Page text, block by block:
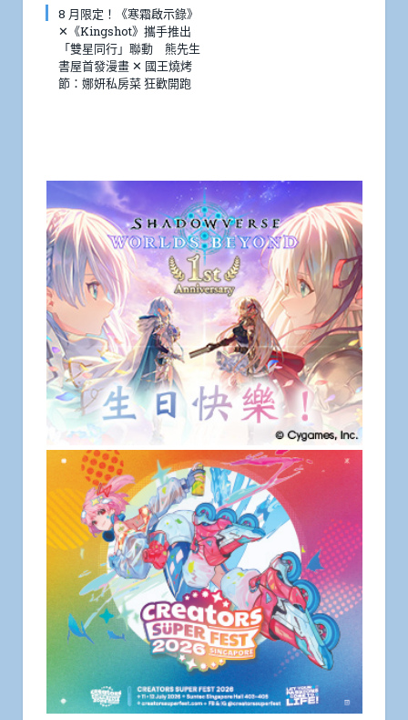
8 月限定！《寒霜啟示錄》
✕《Kingshot》攜手推出
「雙星同行」聯動 熊先生
書屋首發漫畫 ✕ 國王燒烤
節：娜妍私房菜 狂歡開跑